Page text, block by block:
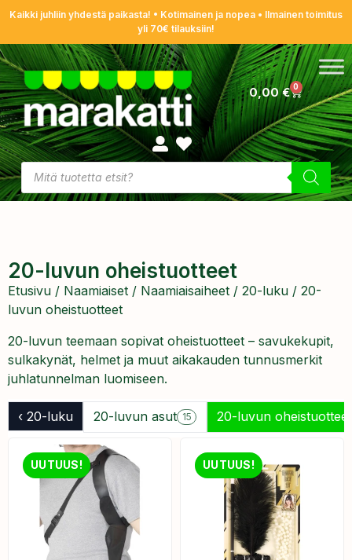
Kaikki juhliin yhdestä paikasta! • Kotimainen ja nopea • Ilmainen toimitus
yli 70€ tilauksiin!
0,00€ 0
20-luvun oheistuotteet
Etusivu / Naamiaiset / Naamiaisaiheet / 20-luku / 20-
luvun oheistuotteet
20-luvun teemaan sopivat oheistuotteet – savukekupit,
sulkakynät, helmet ja muut aikakauden tunnusmerkit
juhlatunnelman luomiseen.
‹ 20-luku 20-luvun asut 15 20-luvun oheistuotteet
UUTUUS! UUTUUS!